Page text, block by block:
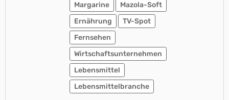
Margarine
Mazola-Soft
Ernährung
TV-Spot
Fernsehen
Wirtschaftsunternehmen
Lebensmittel
Lebensmittelbranche